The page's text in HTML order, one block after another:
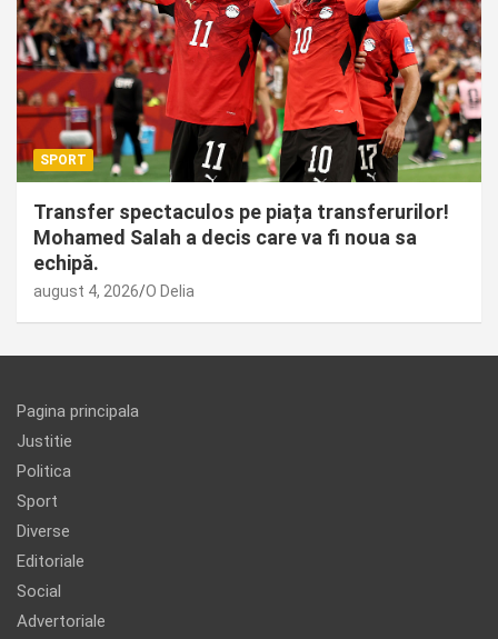
SPORT
Transfer spectaculos pe piața transferurilor!
Mohamed Salah a decis care va fi noua sa
echipă.
august 4, 2026 O Delia
Pagina principala
Justitie
Politica
Sport
Diverse
Editoriale
Social
Advertoriale